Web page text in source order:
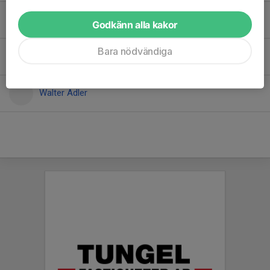
Tarik Saracevic
Tilo Strandberg
Walter Adler
Godkänn alla kakor
Bara nödvändiga